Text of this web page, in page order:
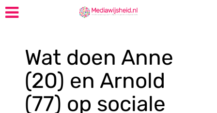
Wat doen Anne
(20) en Arnold
(77) op sociale